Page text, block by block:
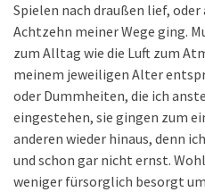
Spielen nach draußen lief,
Achtzehn meiner Wege ging.
zum Alltag wie die Luft zum
meinem jeweiligen Alter
oder Dummheiten, die ich
eingestehen, sie gingen zum
anderen wieder hinaus, denn
und schon gar nicht ernst.
weniger fürsorglich besorgt